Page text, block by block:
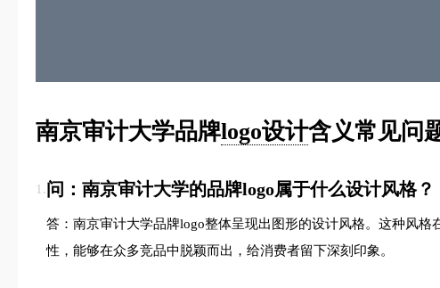
南京审计大学品牌logo设计含义常见问
1.问：南京审计大学的品牌logo属于什么设计风格？
答：南京审计大学品牌logo整体呈现出图形的设计风格。这种风
性，能够在众多竞品中脱颖而出，给消费者留下深刻印象。